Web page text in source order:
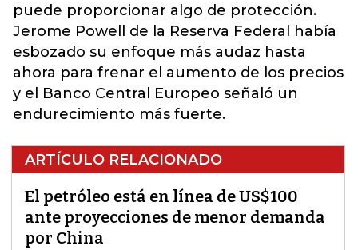
puede proporcionar algo de protección.
Jerome Powell de la Reserva Federal había
esbozado su enfoque más audaz hasta
ahora para frenar el aumento de los precios
y el Banco Central Europeo señaló un
endurecimiento más fuerte.
ARTÍCULO RELACIONADO
El petróleo está en línea de US$100
ante proyecciones de menor demanda
por China